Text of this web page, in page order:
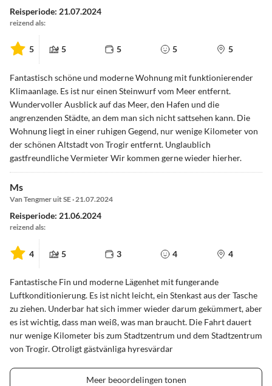
Reisperiode: 21.07.2024
reizend als:
5 5 5 5 5
Fantastisch schöne und moderne Wohnung mit funktionierender
Klimaanlage. Es ist nur einen Steinwurf vom Meer entfernt.
Wundervoller Ausblick auf das Meer, den Hafen und die
angrenzenden Städte, an dem man sich nicht sattsehen kann. Die
Wohnung liegt in einer ruhigen Gegend, nur wenige Kilometer von
der schönen Altstadt von Trogir entfernt. Unglaublich
gastfreundliche Vermieter Wir kommen gerne wieder hierher.
Ms
Van Tengmer uit SE · 21.07.2024
Reisperiode: 21.06.2024
reizend als:
4 5 3 4 4
Fantastische Fin und moderne Lägenhet mit fungerande
Luftkonditionierung. Es ist nicht leicht, ein Stenkast aus der Tasche
zu ziehen. Underbar hat sich immer wieder darum gekümmert, aber
es ist wichtig, dass man weiß, was man braucht. Die Fahrt dauert
nur wenige Kilometer bis zum Stadtzentrum und dem Stadtzentrum
von Trogir. Otroligt gästvänliga hyresvärdar
Meer beoordelingen tonen